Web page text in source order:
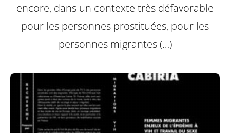
encore, dans un contexte très défavorable
pour les personnes prostituées, pour les
personnes migrantes (…)